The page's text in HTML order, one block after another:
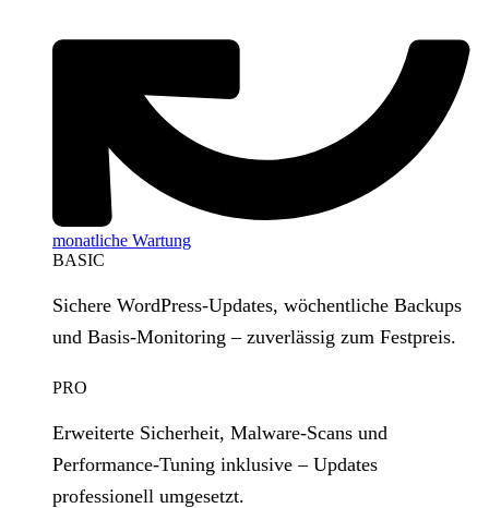
monatliche Wartung
BASIC
Sichere WordPress‑Updates, wöchentliche Backups
und Basis‑Monitoring – zuverlässig zum Festpreis.
PRO
Erweiterte Sicherheit, Malware‑Scans und
Performance‑Tuning inklusive – Updates
professionell umgesetzt.